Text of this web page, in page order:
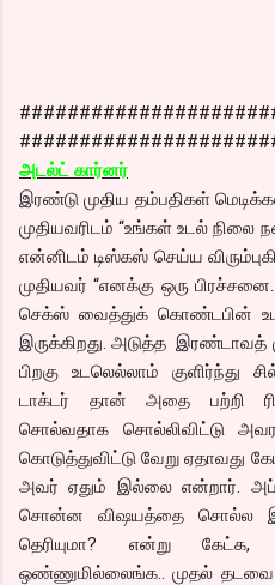
அடல்ட் கார்னர்
இரண்டு முதிய தம்பதிகள்
முதியவரிடம் “உங்கள் உடல் நிலை
என்னிடம் டிஸ்கஸ் செய்ய
முதியவர் “எனக்கு ஒரு
செக்ஸ் வைத்துக் கொண்டபின் உடல்
இருக்கிறது. அடுத்த இரண்டாவத்
பிறகு உடலெல்லாம் குளிர்ந்து
டாக்டர் தான் அதை பற்றி
சொல்வதாக சொல்லிவிட்டு
கொடுத்துவிட்டு வேறு ஏதாவது
அவர் ஏதும் இல்லை என்றார்.
சொன்ன விஷயத்தை சொல்ல
தெரியுமா? என்று கேட்க,
ஒண்ணுமில்லைங்க.. முதல் தடவை